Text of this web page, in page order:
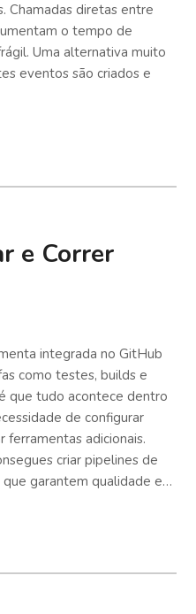
Chamadas diretas entre
o tempo de
Uma alternativa muito
eventos são criados e
e Correr
integrada no GitHub
como testes, builds e
que tudo acontece dentro
de configurar
ferramentas adicionais.
criar pipelines de
garantem qualidade e…